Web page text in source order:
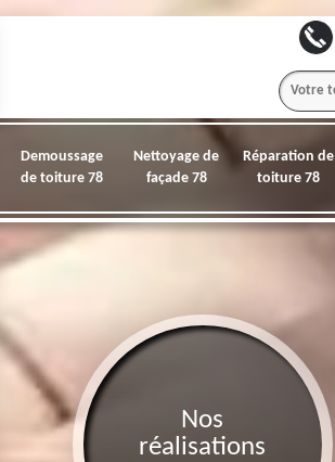
Demoussage
de toiture 78
Nettoyage de
façade 78
Réparation de
toiture 78
Nos
réalisations